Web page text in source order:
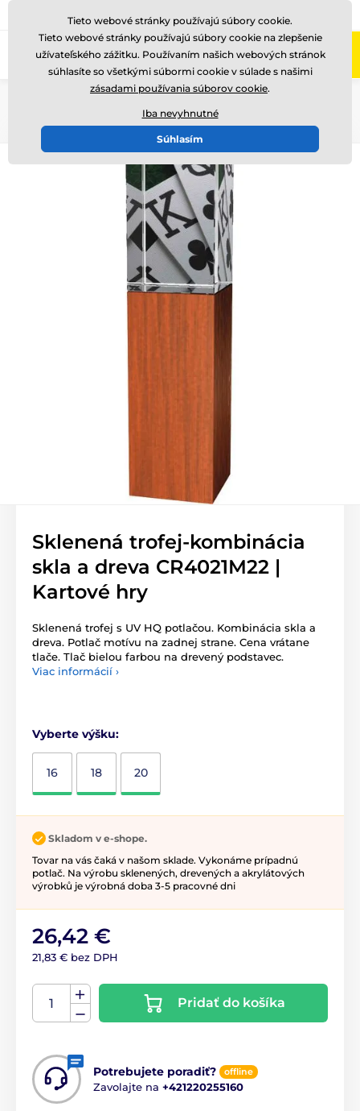
Zavolajte nám (Po-Pi 8-17) +421220255160
Sklenená trofej-kombinácia
skla a dreva CR4021M22 |
Kartové hry
Sklenená trofej s UV HQ potlačou. Kombinácia skla a
dreva. Potlač motívu na zadnej strane. Cena vrátane
tlače. Tlač bielou farbou na drevený podstavec.
Viac informácií ›
Vyberte výšku:
16 18 20
Skladom v e-shope.
Tovar na vás čaká v našom sklade. Vykonáme prípadnú
potlač. Na výrobu sklenených, drevených a akrylátových
výrobků je výrobná doba 3-5 pracovné dni
26,42 €
21,83 € bez DPH
Pridať do košíka
Potrebujete poradiť? offline
Zavolajte na +421220255160
Tieto webové stránky používajú súbory cookie.
Tieto webové stránky používajú súbory cookie na zlepšenie
užívateľského zážitku. Používaním našich webových stránok
súhlasíte so všetkými súbormi cookie v súlade s našimi
zásadami používania súborov cookie.
Iba nevyhnutné
Súhlasím